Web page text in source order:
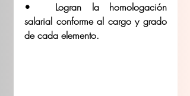
•	Logran la homologación
salarial conforme al cargo y grado
de cada elemento.